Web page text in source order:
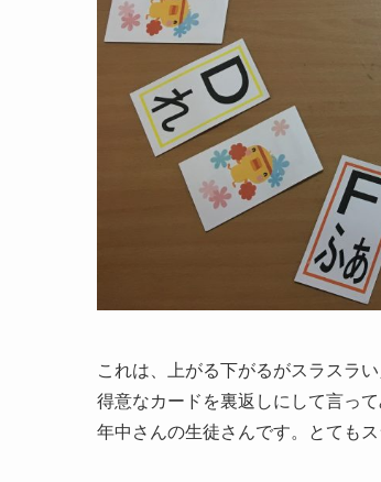
これは、上がる下がるがスラスラい
得意なカードを裏返しにして言って
年中さんの生徒さんです。とても